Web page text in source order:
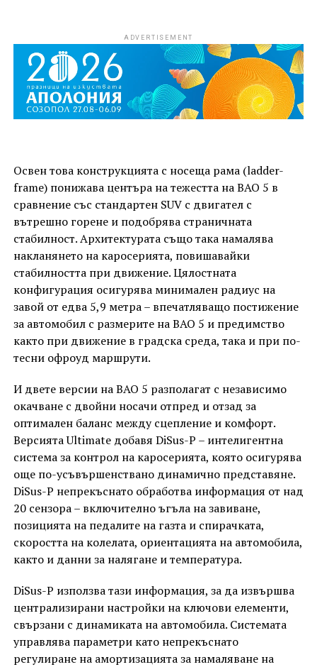
ADVERTISEMENT
Освен това конструкцията с носеща рама (ladder-
frame) понижава центъра на тежестта на BAO 5 в
сравнение със стандартен SUV с двигател с
вътрешно горене и подобрява страничната
стабилност. Архитектурата също така намалява
накланянето на каросерията, повишавайки
стабилността при движение. Цялостната
конфигурация осигурява минимален радиус на
завой от едва 5,9 метра – впечатляващо постижение
за автомобил с размерите на BAO 5 и предимство
както при движение в градска среда, така и при по-
тесни офроуд маршрути.
И двете версии на BAO 5 разполагат с независимо
окачване с двойни носачи отпред и отзад за
оптимален баланс между сцепление и комфорт.
Версията Ultimate добавя DiSus-P – интелигентна
система за контрол на каросерията, която осигурява
още по-усъвършенствано динамично представяне.
DiSus-P непрекъснато обработва информация от над
20 сензора – включително ъгъла на завиване,
позицията на педалите на газта и спирачката,
скоростта на колелата, ориентацията на автомобила,
както и данни за налягане и температура.
DiSus-P използва тази информация, за да извършва
централизирани настройки на ключови елементи,
свързани с динамиката на автомобила. Системата
управлява параметри като непрекъснато
регулиране на амортизацията за намаляване на